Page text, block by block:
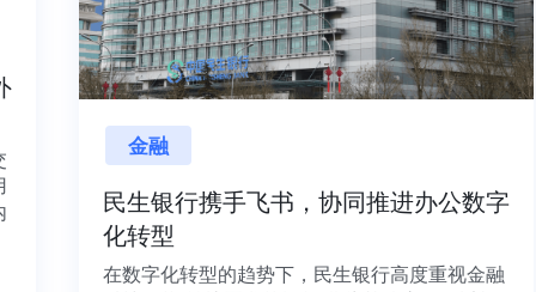
金融
民生银行携手飞书，协同推进办公数字
化转型
在数字化转型的趋势下，民生银行高度重视金融